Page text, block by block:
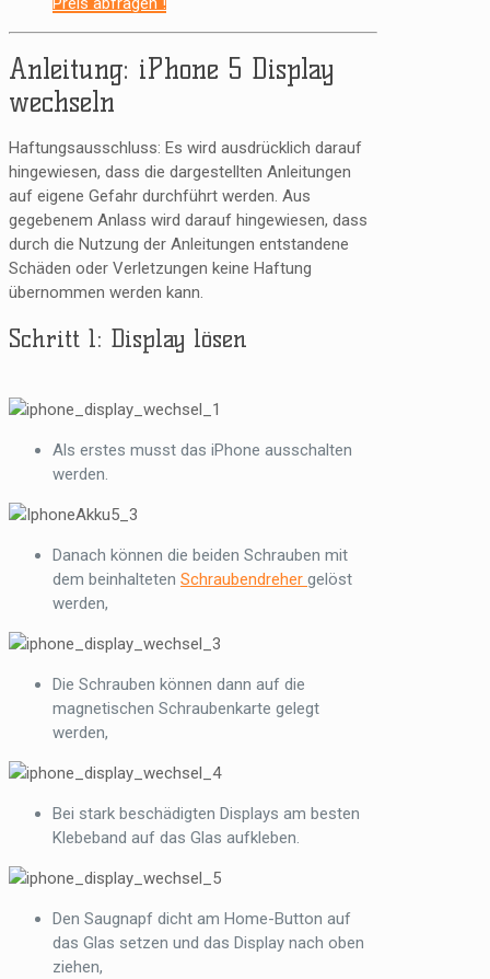
Anleitung: iPhone 5 Display
wechseln
Haftungsausschluss: Es wird ausdrücklich darauf
hingewiesen, dass die dargestellten Anleitungen
auf eigene Gefahr durchführt werden. Aus
gegebenem Anlass wird darauf hingewiesen, dass
durch die Nutzung der Anleitungen entstandene
Schäden oder Verletzungen keine Haftung
übernommen werden kann.
Schritt 1: Display lösen
Als erstes musst das iPhone ausschalten
werden.
Danach können die beiden Schrauben mit
dem beinhalteten Schraubendreher gelöst
werden,
Die Schrauben können dann auf die
magnetischen Schraubenkarte gelegt
werden,
Bei stark beschädigten Displays am besten
Klebeband auf das Glas aufkleben.
Den Saugnapf dicht am Home-Button auf
das Glas setzen und das Display nach oben
ziehen,